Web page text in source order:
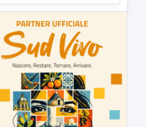
del Carro ancora in forse,
continuiamo a lavorare
comunale alla Cultura di
Eclano, Raffaella Rita